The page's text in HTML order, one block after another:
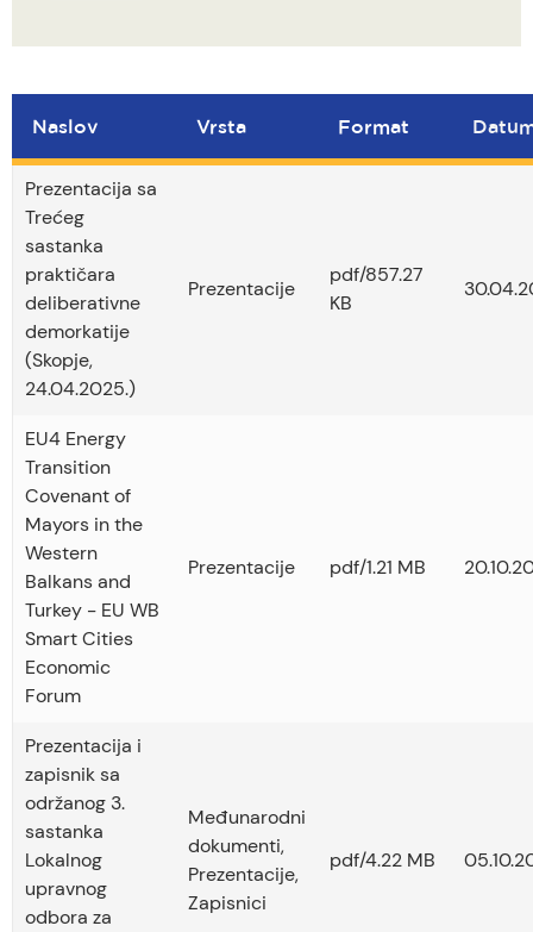
Naslov Vrsta Format
Prezentacija sa
Trećeg
sastanka
praktičara
deliberativne
demorkatije
(Skopje,
24.04.2025.)
Prezentacije
pdf/857.27
KB
EU4 Energy
Transition
Covenant of
Mayors in the
Western
Balkans and
Turkey - EU WB
Smart Cities
Economic
Forum
Prezentacije pdf/1.21 MB
Prezentacija i
zapisnik sa
održanog 3.
sastanka
Lokalnog
upravnog
odbora za
Međunarodni
dokumenti,
Prezentacije,
Zapisnici
pdf/4.22 MB